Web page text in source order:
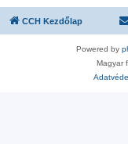
CCH Kezdőlap
Powered by
Magyar